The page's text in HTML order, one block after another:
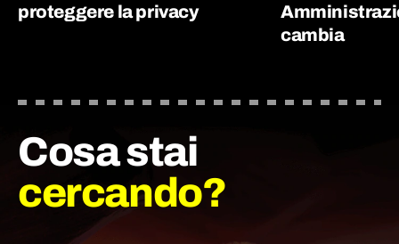
proteggere la privacy
cambia
Cosa stai
cercando?